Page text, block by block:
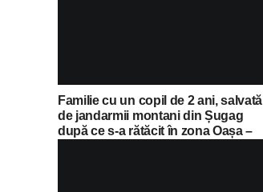
Familie cu un copil de 2 ani, salvată
de jandarmii montani din Șugag
după ce s-a rătăcit în zona Oașa –